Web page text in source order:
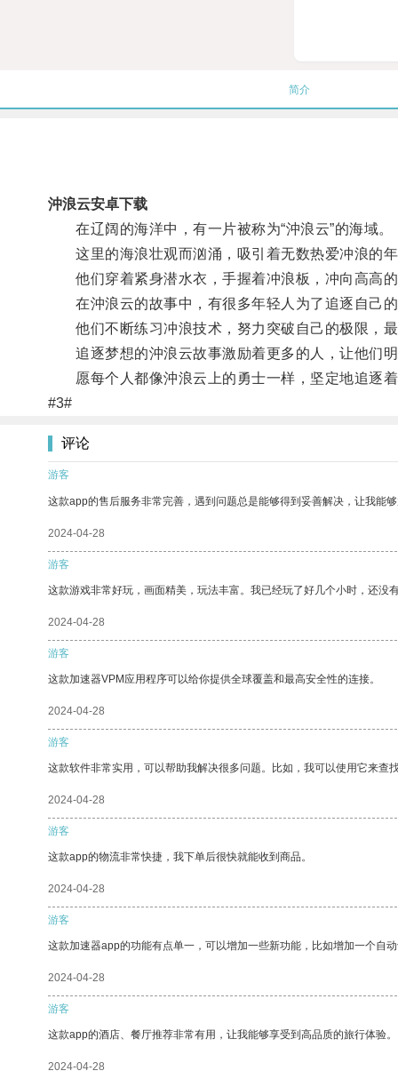
简介
沖浪云安卓下载
在辽阔的海洋中，有一片被称为“沖浪云”的海域。
这里的海浪壮观而汹涌，吸引着无数热爱冲浪的
他们穿着紧身潜水衣，手握着冲浪板，冲向高高的
在沖浪云的故事中，有很多年轻人为了追逐自己的
他们不断练习冲浪技术，努力突破自己的极限，最
追逐梦想的沖浪云故事激励着更多的人，让他们
愿每个人都像沖浪云上的勇士一样，坚定地追逐
#3#
评论
游客
这款app的售后服务非常完善，遇到问题总是能够得到妥善解决，让我能
2024-04-28
游客
这款游戏非常好玩，画面精美，玩法丰富。我已经玩了好几个小时，还没
2024-04-28
游客
这款加速器VPM应用程序可以给你提供全球覆盖和最高安全性的连接。
2024-04-28
游客
这款软件非常实用，可以帮助我解决很多问题。比如，我可以使用它来查
2024-04-28
游客
这款app的物流非常快捷，我下单后很快就能收到商品。
2024-04-28
游客
这款加速器app的功能有点单一，可以增加一些新功能，比如增加一个自
2024-04-28
游客
这款app的酒店、餐厅推荐非常有用，让我能够享受到高品质的旅行体验。
2024-04-28